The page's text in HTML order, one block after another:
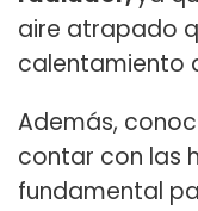
aire atrapado
calentamiento
Además,
contar con las
fundamental